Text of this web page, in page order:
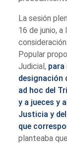
La sesión
16 de junio, a
Popular
Judicial, para
designación
ad hoc del
y a jueces y
Justicia y del
que
planteaba